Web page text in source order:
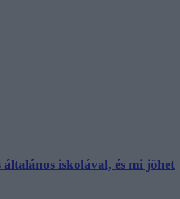
iskolával, és mi jöhet